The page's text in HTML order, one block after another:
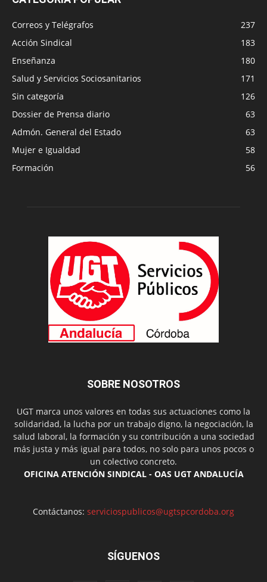
Correos y Telégrafos
237
Acción Sindical
183
Enseñanza
180
Salud y Servicios Sociosanitarios
171
Sin categoría
126
Dossier de Prensa diario
63
Admón. General del Estado
63
Mujer e Igualdad
58
Formación
56
SOBRE NOSOTROS
UGT marca unos valores en todas sus actuaciones como la
solidaridad, la lucha por un trabajo digno, la negociación, la
salud laboral, la formación y su contribución a una sociedad
más justa y más igual para todos, no solo para unos pocos o
un colectivo concreto.
OFICINA ATENCIÓN SINDICAL - OAS UGT ANDALUCÍA
Contáctanos: serviciospublicos@ugtspcordoba.org
SÍGUENOS